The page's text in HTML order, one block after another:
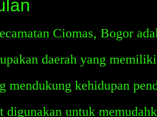
Ciomas, Bogor
daerah yang
mendukung kehidupan
digunakan untuk